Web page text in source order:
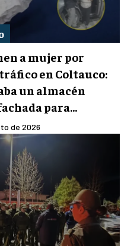
a mujer por
en Coltauco:
un almacén
para...
de 2026